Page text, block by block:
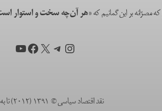
که مصرّانه بر این گمانیم که«هر آن‌چه سخت و استوار
اینستاگرم
تلگرام
X فیس‌بوک
یوتیوب
نقد اقتصاد سیاسی © ۱۳۹۱ (۲۰۱۲) تا به امروز